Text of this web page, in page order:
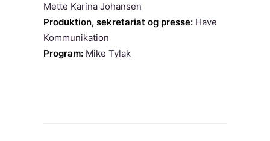
Mette Karina Johansen
Produktion, sekretariat og presse: Have
Kommunikation
Program: Mike Tylak